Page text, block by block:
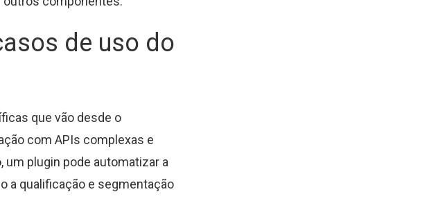
de uso do
que vão desde o
com APIs complexas e
plugin pode automatizar a
a qualificação e segmentação